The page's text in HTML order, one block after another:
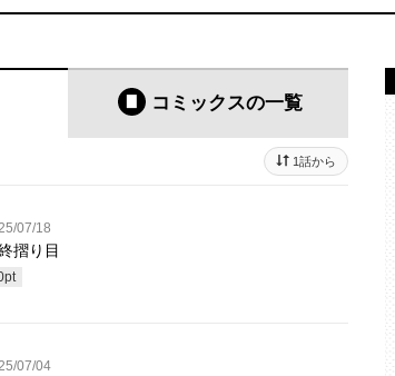
コミックスの一覧
1話から
07/18
摺り目
pt
07/04